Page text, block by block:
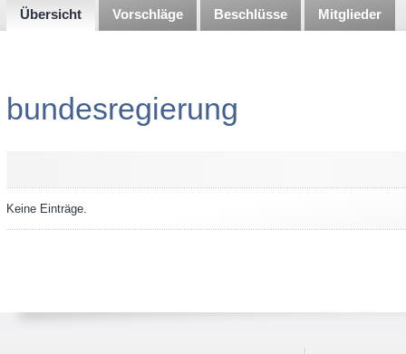
Übersicht Vorschläge Beschlüsse Mitglieder
bundesregierung
Keine Einträge.